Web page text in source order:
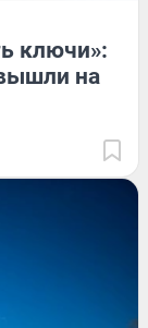
ключи»:
на